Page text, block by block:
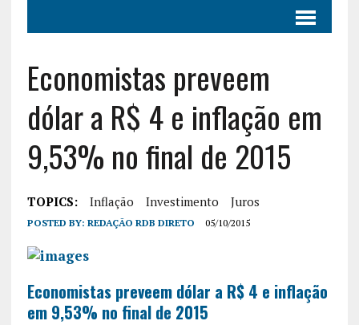
Economistas preveem
dólar a R$ 4 e inflação em
9,53% no final de 2015
TOPICS: Inflação Investimento Juros
POSTED BY: REDAÇÃO RDB DIRETO 05/10/2015
Economistas preveem dólar a R$ 4 e inflação
em 9,53% no final de 2015